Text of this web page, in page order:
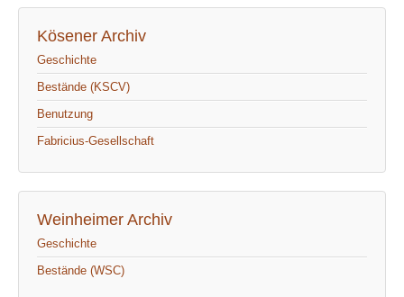
Kösener Archiv
Geschichte
Bestände (KSCV)
Benutzung
Fabricius-Gesellschaft
Weinheimer Archiv
Geschichte
Bestände (WSC)